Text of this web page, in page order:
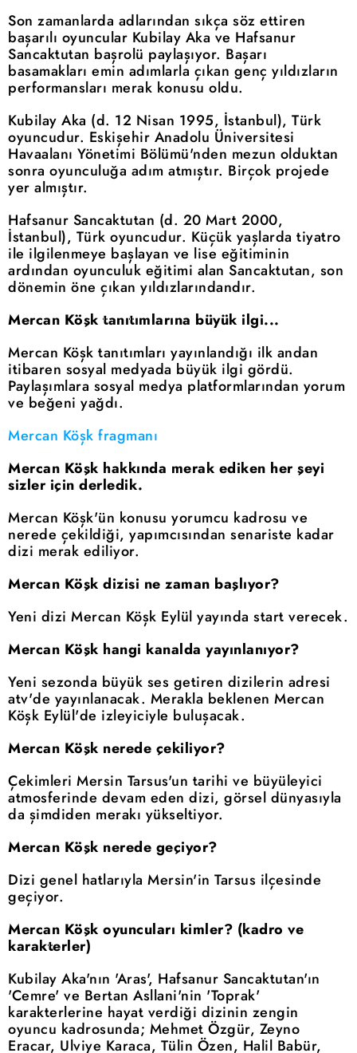
Son zamanlarda adlarından sıkça söz ettiren
başarılı oyuncular Kubilay Aka ve Hafsanur
Sancaktutan başrolü paylaşıyor. Başarı
basamakları emin adımlarla çıkan genç yıldızların
performansları merak konusu oldu.
Kubilay Aka (d. 12 Nisan 1995, İstanbul), Türk
oyuncudur. Eskişehir Anadolu Üniversitesi
Havaalanı Yönetimi Bölümü'nden mezun olduktan
sonra oyunculuğa adım atmıştır. Birçok projede
yer almıştır.
Hafsanur Sancaktutan (d. 20 Mart 2000,
İstanbul), Türk oyuncudur. Küçük yaşlarda tiyatro
ile ilgilenmeye başlayan ve lise eğitiminin
ardından oyunculuk eğitimi alan Sancaktutan, son
dönemin öne çıkan yıldızlarındandır.
Mercan Köşk tanıtımlarına büyük ilgi...
Mercan Köşk tanıtımları yayınlandığı ilk andan
itibaren sosyal medyada büyük ilgi gördü.
Paylaşımlara sosyal medya platformlarından yorum
ve beğeni yağdı.
Mercan Köşk fragmanı
Mercan Köşk hakkında merak ediken her şeyi
sizler için derledik.
Mercan Köşk'ün konusu yorumcu kadrosu ve
nerede çekildiği, yapımcısından senariste kadar
dizi merak ediliyor.
Mercan Köşk dizisi ne zaman başlıyor?
Yeni dizi Mercan Köşk Eylül yayında start verecek.
Mercan Köşk hangi kanalda yayınlanıyor?
Yeni sezonda büyük ses getiren dizilerin adresi
atv'de yayınlanacak. Merakla beklenen Mercan
Köşk Eylül'de izleyiciyle buluşacak.
Mercan Köşk nerede çekiliyor?
Çekimleri Mersin Tarsus'un tarihi ve büyüleyici
atmosferinde devam eden dizi, görsel dünyasıyla
da şimdiden merakı yükseltiyor.
Mercan Köşk nerede geçiyor?
Dizi genel hatlarıyla Mersin'in Tarsus ilçesinde
geçiyor.
Mercan Köşk oyuncuları kimler? (kadro ve
karakterler)
Kubilay Aka'nın 'Aras', Hafsanur Sancaktutan'ın
'Cemre' ve Bertan Asllani'nin 'Toprak'
karakterlerine hayat verdiği dizinin zengin
oyuncu kadrosunda; Mehmet Özgür, Zeyno
Eracar, Ulviye Karaca, Tülin Özen, Halil Babür,